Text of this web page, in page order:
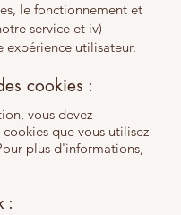
le fonctionnement et
service et iv)
expérience utilisateur.
cookies :
vous devez
que vous utilisez
plus d'informations,
: